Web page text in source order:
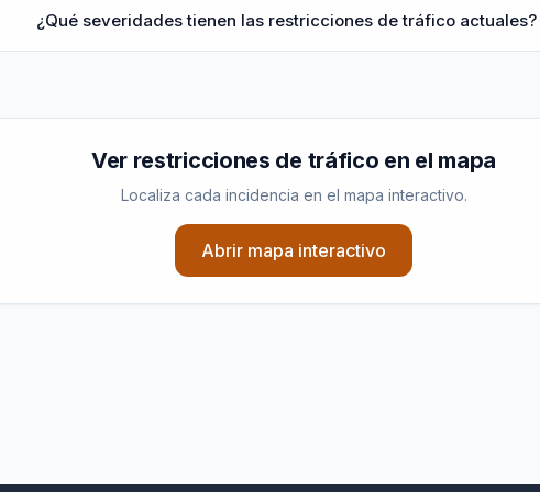
¿Qué severidades tienen las restricciones de tráfico actuales?
Ver restricciones de tráfico en el mapa
Localiza cada incidencia en el mapa interactivo.
Abrir mapa interactivo